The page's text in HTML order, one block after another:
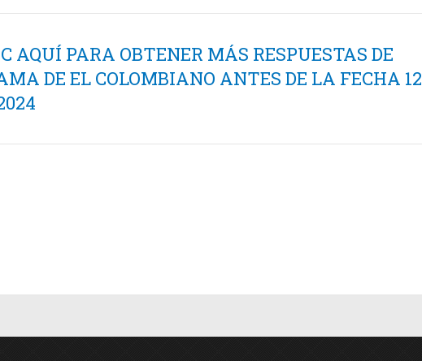
AQUÍ PARA OBTENER MÁS RESPUESTAS DE
DE EL COLOMBIANO ANTES DE LA FECHA 12